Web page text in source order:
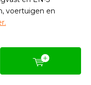
voertuigen en